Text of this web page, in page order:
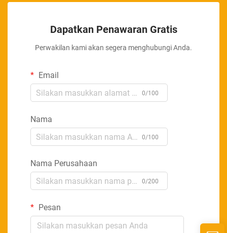
Dapatkan Penawaran Gratis
Perwakilan kami akan segera menghubungi Anda.
Email
0/100
Nama
0/100
Nama Perusahaan
0/200
Pesan